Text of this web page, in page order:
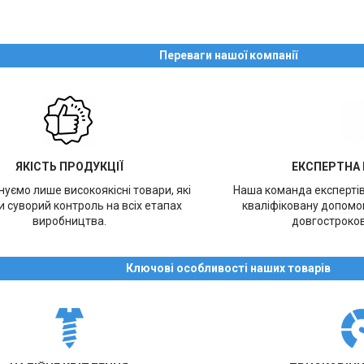
Переваги нашої компанії
ЯКІСТЬ ПРОДУКЦІЇ
лише високоякісні товари, які
контроль на всіх етапах
виробництва.
Наша команда
кваліфіковану
Ключові особливості наших товарів